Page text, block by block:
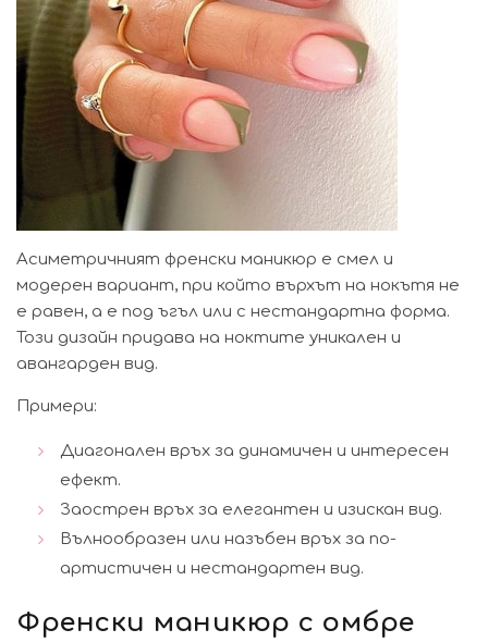
Асиметричният френски маникюр е смел и
модерен вариант, при който върхът на нокътя не
е равен, а е под ъгъл или с нестандартна форма.
Този дизайн придава на ноктите уникален и
авангарден вид.
Примери:
Диагонален връх за динамичен и интересен
ефект.
Заострен връх за елегантен и изискан вид.
Вълнообразен или назъбен връх за по-
артистичен и нестандартен вид.
Френски маникюр с омбре